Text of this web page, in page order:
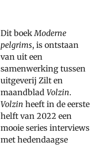
Dit boekModerne
pelgrims, is ontstaan
van uit een
samenwerking tussen
uitgeverij Zilt en
maandblad Volzin.
Volzin heeft in de eerste
helft van 2022 een
mooie series interviews
met hedendaagse